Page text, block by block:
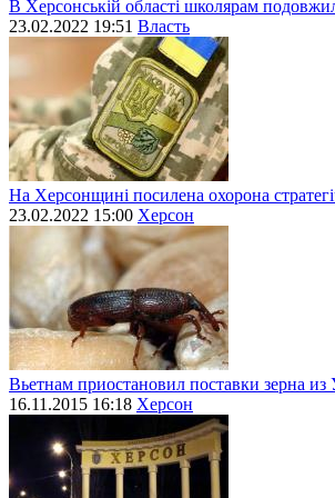
В Херсонській області школярам
23.02.2022 19:51 Власть
На Херсонщині посилена охорона
23.02.2022 15:00 Херсон
Вьетнам приостановил поставки зерна
16.11.2015 16:18 Херсон